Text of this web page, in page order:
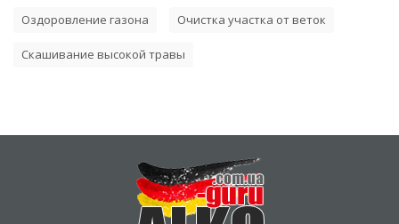
Оздоровление газона Очистка участка от веток
Скашивание высокой травы